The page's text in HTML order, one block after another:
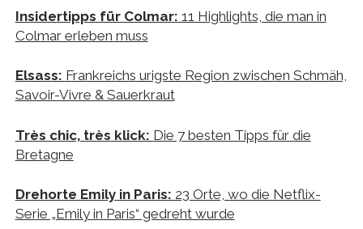
Insidertipps für Colmar: 11 Highlights, die man in
Colmar erleben muss
Elsass: Frankreichs urigste Region zwischen Schmäh,
Savoir-Vivre & Sauerkraut
Très chic, très klick: Die 7 besten Tipps für die
Bretagne
Drehorte Emily in Paris: 23 Orte, wo die Netflix-
Serie „Emily in Paris“ gedreht wurde